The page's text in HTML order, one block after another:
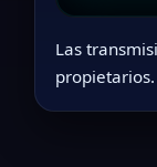
Las
propietarios.